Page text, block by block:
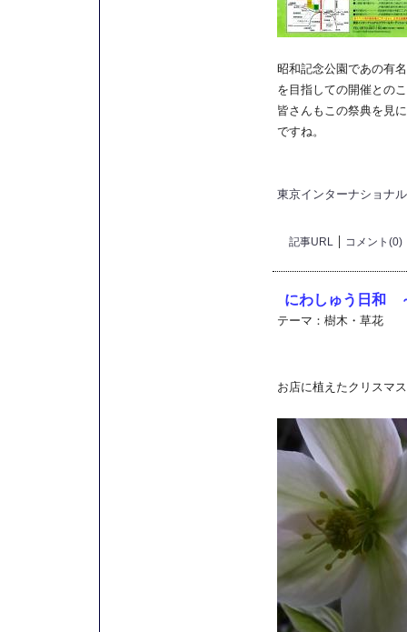
昭和記念公園であの有
を目指しての開催との
皆さんもこの祭典を見
ですね。
東京インターナショナ
記事URL コメント(0)
にわしゅう日和
テーマ： 樹木・草花
お店に植えたクリスマ